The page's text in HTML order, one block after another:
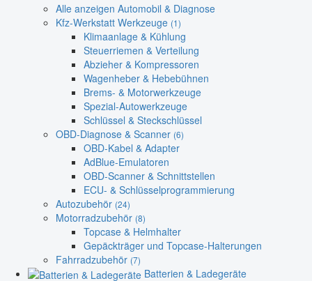
Alle anzeigen Automobil & Diagnose
Kfz-Werkstatt Werkzeuge (1)
Klimaanlage & Kühlung
Steuerriemen & Verteilung
Abzieher & Kompressoren
Wagenheber & Hebebühnen
Brems- & Motorwerkzeuge
Spezial-Autowerkzeuge
Schlüssel & Steckschlüssel
OBD-Diagnose & Scanner (6)
OBD-Kabel & Adapter
AdBlue-Emulatoren
OBD-Scanner & Schnittstellen
ECU- & Schlüsselprogrammierung
Autozubehör (24)
Motorradzubehör (8)
Topcase & Helmhalter
Gepäckträger und Topcase-Halterungen
Fahrradzubehör (7)
Batterien & Ladegeräte